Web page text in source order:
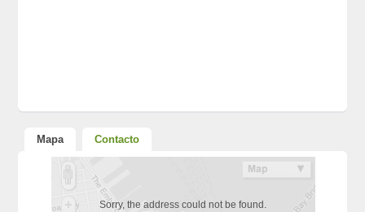
Mapa Contacto
Sorry, the address could not be found.